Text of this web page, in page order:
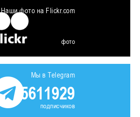
Наши фото на Flickr.com
фото
Мы в Telegram
5611929
подписчиков